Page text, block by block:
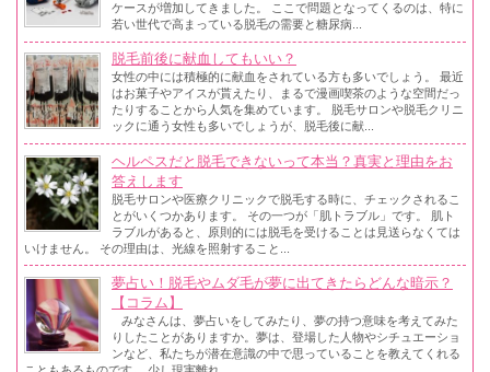
ケースが増加してきました。 ここで問題となってくるのは、特に
若い世代で高まっている脱毛の需要と糖尿病...
脱毛前後に献血してもいい？
女性の中には積極的に献血をされている方も多いでしょう。 最近
はお菓子やアイスが貰えたり、まるで漫画喫茶のような空間だっ
たりすることから人気を集めています。 脱毛サロンや脱毛クリニ
ックに通う女性も多いでしょうが、脱毛後に献...
ヘルペスだと脱毛できないって本当？真実と理由をお
答えします
脱毛サロンや医療クリニックで脱毛する時に、チェックされるこ
とがいくつかあります。 その一つが「肌トラブル」です。 肌ト
ラブルがあると、原則的には脱毛を受けることは見送らなくては
いけません。 その理由は、光線を照射すること...
夢占い！脱毛やムダ毛が夢に出てきたらどんな暗示？
【コラム】
みなさんは、夢占いをしてみたり、夢の持つ意味を考えてみた
りしたことがありますか。夢は、登場した人物やシチュエーショ
ンなど、私たちが潜在意識の中で思っていることを教えてくれる